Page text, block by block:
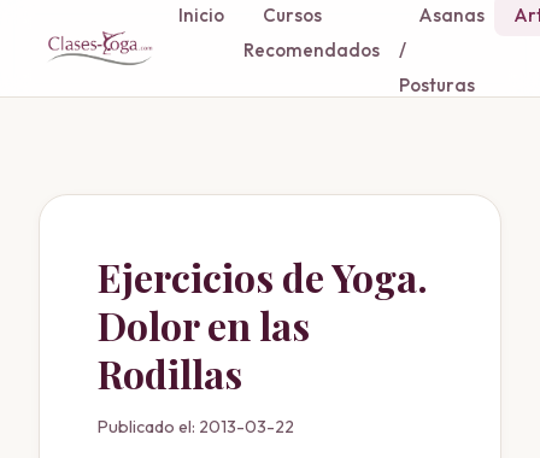
Inicio
Cursos
Recomendados
Asanas
/
Posturas
Ejercicios de Yoga.
Dolor en las
Rodillas
Publicado el: 2013-03-22